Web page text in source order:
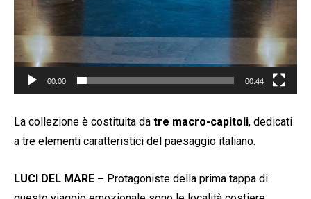
00:00 00:44
La collezione è costituita da tre macro-capitoli, dedicati
a tre elementi caratteristici del paesaggio italiano.
LUCI DEL MARE – Protagoniste della prima tappa di